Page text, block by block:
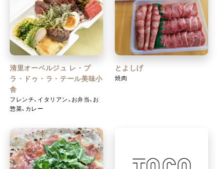
清里オーベルジュ レ・プ
ラ・ドゥ・ラ・テール美味小
舎
フレンチ、イタリアン、お弁当、お
惣菜、カレー
とよしげ
焼肉